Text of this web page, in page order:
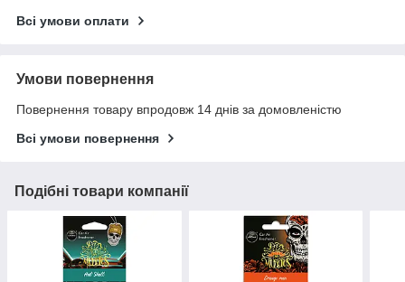
Всі умови оплати
Умови повернення
Повернення товару впродовж 14 днів за домовленістю
Всі умови повернення
Подібні товари компанії